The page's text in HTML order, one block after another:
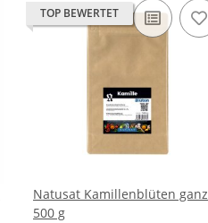
TOP BEWERTET
Natusat Kamillenblüten ganz
500 g